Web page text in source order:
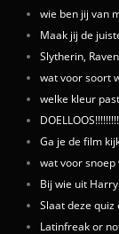
wie ben jij van
Maak jij de
Slytherin,
wat voor soort
welke kleur
Ga je de film
wat voor snoep
Bij wie uit
Slaat deze quiz
Latinfreak or